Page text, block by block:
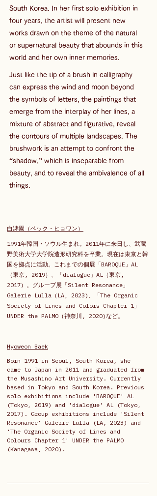
South Korea. In her first solo exhibition in
four years, the artist will present new
works drawn on the theme of the natural
or supernatural beauty that abounds in this
world and her own inner memories.
Just like the tip of a brush in calligraphy
can express the wind and moon beyond
the symbols of letters, the paintings that
emerge from the interplay of her lines, a
mixture of abstract and figurative, reveal
the contours of multiple landscapes. The
brushwork is an attempt to confront the
“shadow,” which is inseparable from
beauty, and to reveal the ambivalence of all
things.
白涍園（ベック・ヒョワン）
1991年韓国・ソウル生まれ。2011年に来日し、武蔵
野美術大学大学院造形研究科を卒業。現在は東京と韓
国を拠点に活動。これまでの個展「BAROQUE」AL
（東京, 2019）、「dialogue」AL（東京,
2017）。グループ展「Silent Resonance」
Galerie Lulla（LA, 2023)、「The Organic
Society of Lines and Colors Chapter 1」
UNDER the PALMO（神奈川, 2020)など。
Hyoweon Baek
Born 1991 in Seoul, South Korea, she
came to Japan in 2011 and graduated from
the Musashino Art University. Currently
based in Tokyo and South Korea. Previous
solo exhibitions include 'BAROQUE' AL
(Tokyo, 2019) and 'dialogue' AL (Tokyo,
2017). Group exhibitions include 'Silent
Resonance' Galerie Lulla (LA, 2023) and
'The Organic Society of Lines and
Colours Chapter 1' UNDER the PALMO
(Kanagawa, 2020).